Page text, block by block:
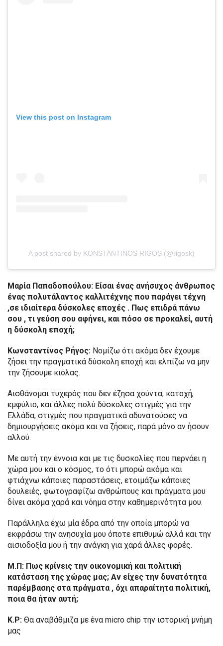
View this post on Instagram
A post shared by KONSTANTINOS RIGOS (@rigosk)
Μαρία Παπαδοπούλου: Είσαι ένας ανήσυχος άνθρωπος
ένας πολυτάλαντος καλλιτέχνης που παράγει τέχνη
,σε ιδιαίτερα δύσκολες εποχές . Πως επιδρά πάνω
σου , τι γεύση σου αφήνει, και πόσο σε προκαλεί, αυτή
η δύσκολη εποχή;
Κωνσταντίνος Ρήγος: Νομίζω ότι ακόμα δεν έχουμε
ζήσει την πραγματικά δύσκολη εποχή και ελπίζω να μην
την ζήσουμε κιόλας.
Αισθάνομαι τυχερός που δεν έζησα χούντα, κατοχή,
εμφύλιο, και άλλες πολύ δύσκολες στιγμές για την
Ελλάδα, στιγμές που πραγματικά αδυνατούσες να
δημιουργήσεις ακόμα και να ζήσεις, παρά μόνο αν ήσουν
αλλού.
Με αυτή την έννοια και με τις δυσκολίες που περνάει η
χώρα μου και ο κόσμος, το ότι μπορώ ακόμα και
φτιάχνω κάποιες παραστάσεις, ετοιμάζω κάποιες
δουλειές, φωτογραφίζω ανθρώπους και πράγματα μου
δίνει ακόμα χαρά και νόημα στην καθημερινότητα μου.
Παράλληλα έχω μία έδρα από την οποία μπορώ να
εκφράσω την ανησυχία μου όποτε επιθυμώ αλλά και την
αισιοδοξία μου ή την ανάγκη για χαρά άλλες φορές.
Μ.Π: Πως κρίνεις την οικονομική και πολιτική
κατάσταση της χώρας μας; Αν είχες την δυνατότητα
παρέμβασης στα πράγματα , όχι απαραίτητα πολιτική,
ποια θα ήταν αυτή;
Κ.Ρ: Θα αναβάθμιζα με ένα micro chip την ιστορική μνήμη
μας